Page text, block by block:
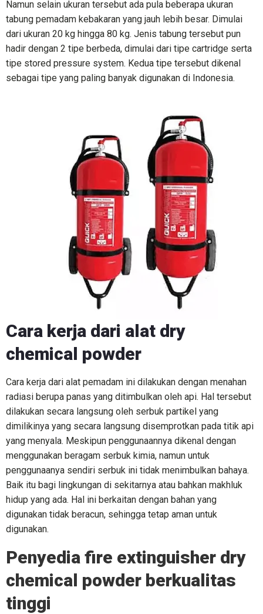
Namun selain ukuran tersebut ada pula beberapa ukuran
tabung pemadam kebakaran yang jauh lebih besar. Dimulai
dari ukuran 20 kg hingga 80 kg. Jenis tabung tersebut pun
hadir dengan 2 tipe berbeda, dimulai dari tipe cartridge serta
tipe stored pressure system. Kedua tipe tersebut dikenal
sebagai tipe yang paling banyak digunakan di Indonesia.
Cara kerja dari alat dry
chemical powder
Cara kerja dari alat pemadam ini dilakukan dengan menahan
radiasi berupa panas yang ditimbulkan oleh api. Hal tersebut
dilakukan secara langsung oleh serbuk partikel yang
dimilikinya yang secara langsung disemprotkan pada titik api
yang menyala. Meskipun penggunaannya dikenal dengan
menggunakan beragam serbuk kimia, namun untuk
penggunaanya sendiri serbuk ini tidak menimbulkan bahaya.
Baik itu bagi lingkungan di sekitarnya atau bahkan makhluk
hidup yang ada. Hal ini berkaitan dengan bahan yang
digunakan tidak beracun, sehingga tetap aman untuk
digunakan.
Penyedia fire extinguisher dry
chemical powder berkualitas
tinggi